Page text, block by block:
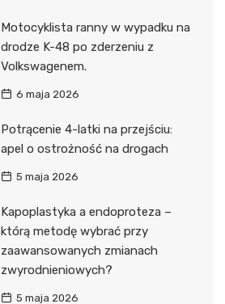
Motocyklista ranny w wypadku na
drodze K-48 po zderzeniu z
Volkswagenem.
6 maja 2026
Potrącenie 4-latki na przejściu:
apel o ostrożność na drogach
5 maja 2026
Kapoplastyka a endoproteza –
którą metodę wybrać przy
zaawansowanych zmianach
zwyrodnieniowych?
5 maja 2026